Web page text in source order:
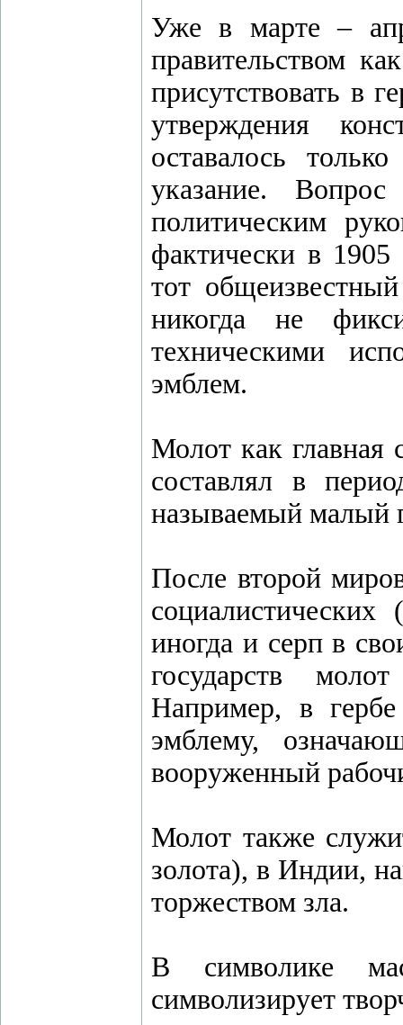
Уже в марте –
правительством
присутствовать в
утверждения
оставалось
указание.
политическим
фактически в 1905
тот
никогда не
техническими
эмблем.
Молот как главная
составлял в
называемый малый
После второй
иногда и серп в
государств
Например, в
эмблему,
вооруженный
Молот также
золота), в Индии,
торжеством зла.
В символике
символизирует